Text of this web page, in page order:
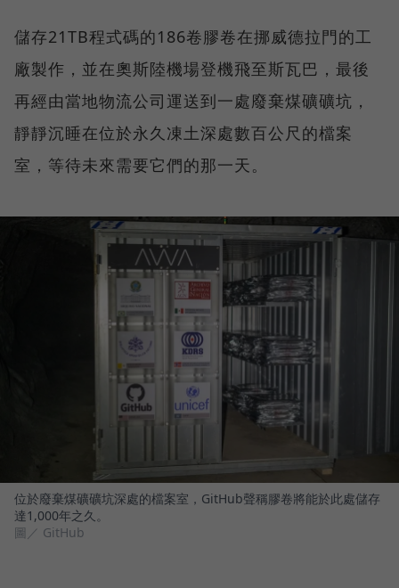
儲存21TB程式碼的186卷膠卷在挪威德拉門的工
廠製作，並在奧斯陸機場登機飛至斯瓦巴，最後
再經由當地物流公司運送到一處廢棄煤礦礦坑，
靜靜沉睡在位於永久凍土深處數百公尺的檔案
室，等待未來需要它們的那一天。
位於廢棄煤礦礦坑深處的檔案室，GitHub聲稱膠卷將能於此處儲存
達1,000年之久。
圖／ GitHub